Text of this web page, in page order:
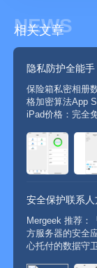
NEWS
相关文章
保险箱私密相册
格加密算法App
iPad价格：完全
作的重要文件...
Mergeek 推荐：
方服务器的安全
心托付的数据守